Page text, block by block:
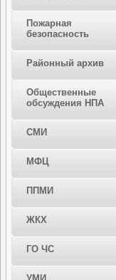
Пожарная
безопасность
Районный архив
Общественные
обсуждения НПА
СМИ
МФЦ
ППМИ
ЖКХ
ГО ЧС